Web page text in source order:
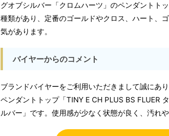
グオブシルバー「クロムハーツ」のペンダントト
種類があり、定番のゴールドやクロス、ハート、
気があります。
バイヤーからのコメント
ブランドバイヤーをご利用いただきまして誠にあ
ペンダントトップ「TINY E CH PLUS BS FLUER
ルバー」です。使用感が少なく状態が良く、汚れ